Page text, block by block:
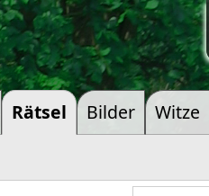
Rätsel Bilder
Witze